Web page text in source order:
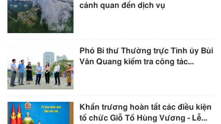
cảnh quan đến dịch vụ
Phó Bí thư Thường trực Tỉnh ủy Bùi
Văn Quang kiểm tra công tác...
Khẩn trương hoàn tất các điều kiện
tổ chức Giỗ Tổ Hùng Vương - Lễ...